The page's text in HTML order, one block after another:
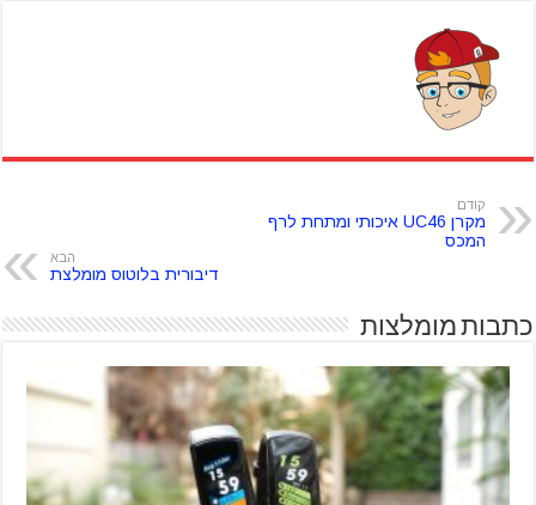
קודם
מקרן UC46 איכותי ומתחת לרף
המכס
הבא
דיבורית בלוטוס מומלצת
כתבות מומלצות